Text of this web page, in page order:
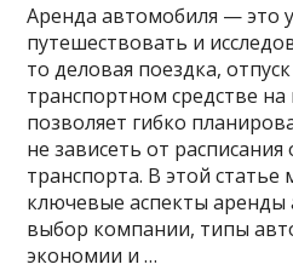
Аренда автомобиля — это
путешествовать и
то деловая поездка,
транспортном средстве
позволяет гибко
не зависеть от
транспорта. В этой
ключевые аспекты
выбор компании, типы
экономии и …